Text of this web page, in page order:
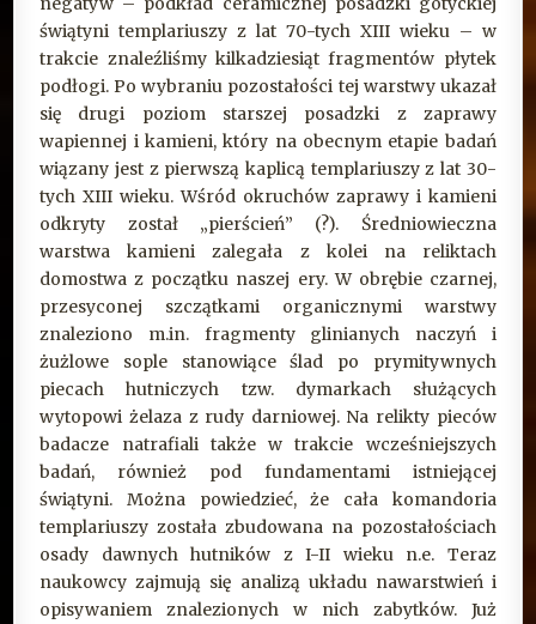
świątyni templariuszy z lat 70-tych XIII wieku – w
trakcie znaleźliśmy kilkadziesiąt fragmentów płytek
podłogi. Po wybraniu pozostałości tej warstwy ukazał
się drugi poziom starszej posadzki z zaprawy
wapiennej i kamieni, który na obecnym etapie badań
wiązany jest z pierwszą kaplicą templariuszy z lat 30-
tych XIII wieku. Wśród okruchów zaprawy i kamieni
odkryty został „pierścień” (?). Średniowieczna
warstwa kamieni zalegała z kolei na reliktach
domostwa z początku naszej ery. W obrębie czarnej,
przesyconej szczątkami organicznymi warstwy
znaleziono m.in. fragmenty glinianych naczyń i
żużlowe sople stanowiące ślad po prymitywnych
piecach hutniczych tzw. dymarkach służących
wytopowi żelaza z rudy darniowej. Na relikty pieców
badacze natrafiali także w trakcie wcześniejszych
badań, również pod fundamentami istniejącej
świątyni. Można powiedzieć, że cała komandoria
templariuszy została zbudowana na pozostałościach
osady dawnych hutników z I-II wieku n.e. Teraz
naukowcy zajmują się analizą układu nawarstwień i
opisywaniem znalezionych w nich zabytków. Już